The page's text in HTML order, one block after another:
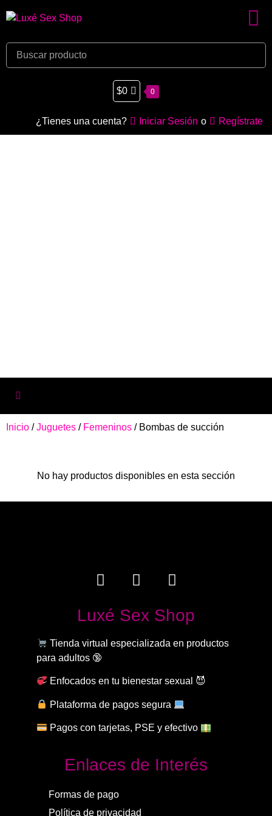
$0 0
¿Tienes una cuenta? Iniciar Sesión o Regístrate
Inicio /Juguetes / Femeninos / Bombas de succión
No hay productos disponibles en esta sección
Luxé Sex Shop
Tienda virtual especializada en productos
para adultos 🔞
Enfocados en tu bienestar sexual 😈
Plataforma de pagos segura
Pagos con tarjetas, PSE y efectivo
Enlaces de Interés
Formas de pago
Política de privacidad